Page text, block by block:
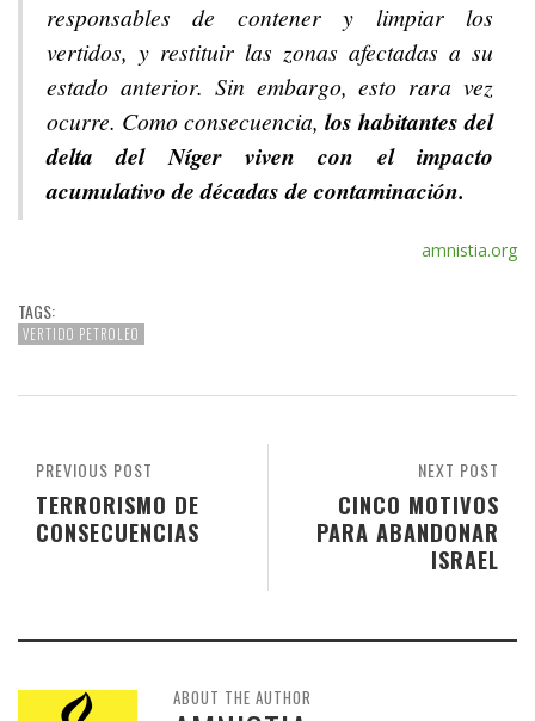
responsables de contener y limpiar los
vertidos, y restituir las zonas afectadas a su
estado anterior. Sin embargo, esto rara vez
ocurre. Como consecuencia, los habitantes del
delta del Níger viven con el impacto
acumulativo de décadas de contaminación.
amnistia.org
TAGS:
VERTIDO PETROLEO
NEXT POST
CINCO MOTIVOS
PARA ABANDONAR
ISRAEL
PREVIOUS POST
TERRORISMO DE
CONSECUENCIAS
ABOUT THE AUTHOR